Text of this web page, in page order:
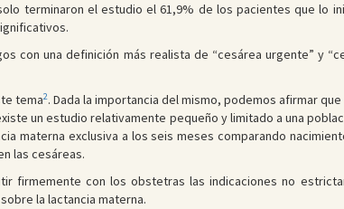
terminaron el estudio el 61,9% de los pacientes que lo
con una definición más realista de “cesárea urgente” y
tema2. Dada la importancia del mismo, podemos afirmar
un estudio relativamente pequeño y limitado a una
materna exclusiva a los seis meses comparando
las cesáreas.
firmemente con los obstetras las indicaciones no
la lactancia materna.